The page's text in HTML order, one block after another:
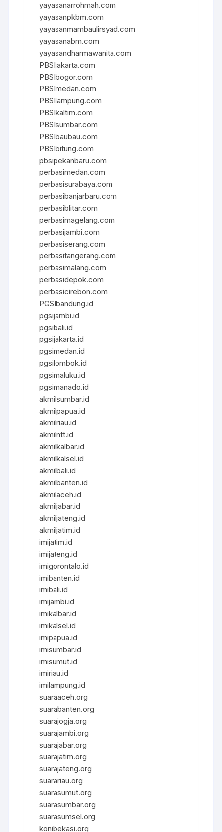
yayasanarrohmah.com
yayasanpkbm.com
yayasanmambaulirsyad.com
yayasanabm.com
yayasandharmawanita.com
PBSIjakarta.com
PBSIbogor.com
PBSImedan.com
PBSIlampung.com
PBSIkaltim.com
PBSIsumbar.com
PBSIbaubau.com
PBSIbitung.com
pbsipekanbaru.com
perbasimedan.com
perbasisurabaya.com
perbasibanjarbaru.com
perbasiblitar.com
perbasimagelang.com
perbasijambi.com
perbasiserang.com
perbasitangerang.com
perbasimalang.com
perbasidepok.com
perbasicirebon.com
PGSIbandung.id
pgsijambi.id
pgsibali.id
pgsijakarta.id
pgsimedan.id
pgsilombok.id
pgsimaluku.id
pgsimanado.id
akmilsumbar.id
akmilpapua.id
akmilriau.id
akmilntt.id
akmilkalbar.id
akmilkalsel.id
akmilbali.id
akmilbanten.id
akmilaceh.id
akmiljabar.id
akmiljateng.id
akmiljatim.id
imijatim.id
imijateng.id
imigorontalo.id
imibanten.id
imibali.id
imijambi.id
imikalbar.id
imikalsel.id
imipapua.id
imisumbar.id
imisumut.id
imiriau.id
imilampung.id
suaraaceh.org
suarabanten.org
suarajogja.org
suarajambi.org
suarajabar.org
suarajatim.org
suarajateng.org
suarariau.org
suarasumut.org
suarasumbar.org
suarasumsel.org
konibekasi.org